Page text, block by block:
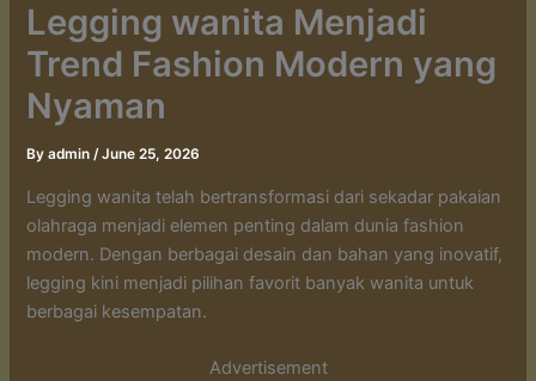
Legging wanita Menjadi
Trend Fashion Modern yang
Nyaman
Byadmin/June 25, 2026
Legging wanita telah bertransformasi dari sekadar pakaian
olahraga menjadi elemen penting dalam dunia fashion
modern. Dengan berbagai desain dan bahan yang inovatif,
legging kini menjadi pilihan favorit banyak wanita untuk
berbagai kesempatan.
Advertisement